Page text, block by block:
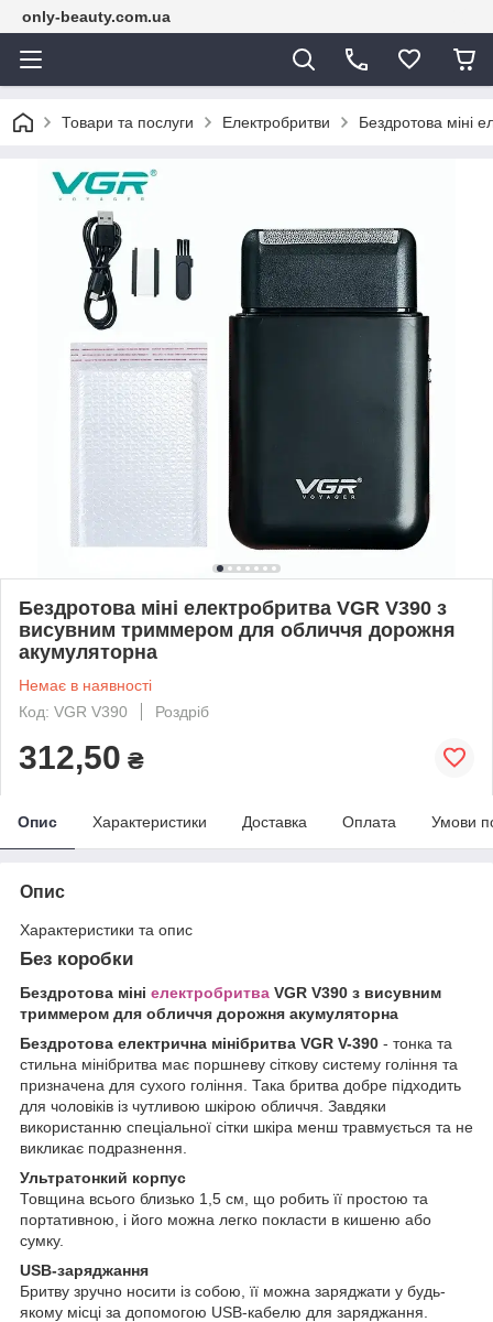
only-beauty.com.ua
Товари та послуги Електробритви Бездротова міні
Бездротова міні електробритва VGR V390 з
висувним триммером для обличчя дорожня
акумуляторна
Немає в наявності
Код: VGR V390
Роздріб
312,50 ₴
Опис Характеристики Доставка Оплата Умови
Опис
Характеристики та опис
Без коробки
Бездротова міні електробритва VGR V390 з висувним
триммером для обличчя дорожня акумуляторна
Бездротова електрична мінібритва VGR V-390 - тонка та
стильна мінібритва має поршневу сіткову систему гоління та
призначена для сухого гоління. Така бритва добре підходить
для чоловіків із чутливою шкірою обличчя. Завдяки
використанню спеціальної сітки шкіра менш травмується та не
викликає подразнення.
Ультратонкий корпус
Товщина всього близько 1,5 см, що робить її простою та
портативною, і його можна легко покласти в кишеню або
сумку.
USB-заряджання
Бритву зручно носити із собою, її можна заряджати у будь-
якому місці за допомогою USB-кабелю для заряджання.